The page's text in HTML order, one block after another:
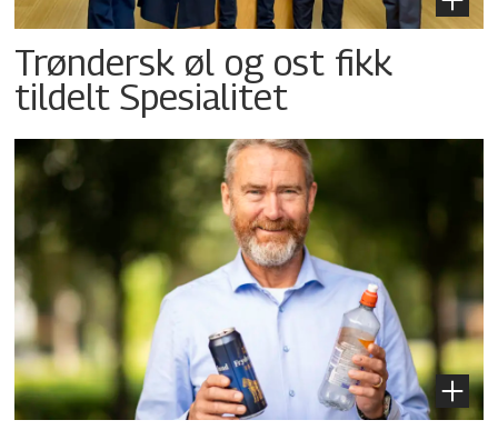
Trøndersk øl og ost fikk
tildelt Spesialitet